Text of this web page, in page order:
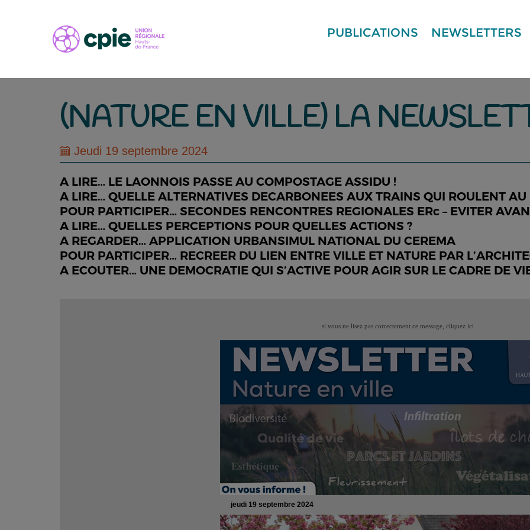
PUBLICATIONS NEWSLETTERS
(NATURE EN VILLE) LA
Jeudi 19 septembre 2024
A LIRE… LE LAONNOIS PASSE AU COMPOSTAGE ASSIDU !
A LIRE… QUELLE ALTERNATIVES DECARBONEES AUX TRAINS QUI ROULENT AU
POUR PARTICIPER… SECONDES RENCONTRES REGIONALES ERc – EVITER
A LIRE… QUELLES PERCEPTIONS POUR QUELLES ACTIONS ?
A REGARDER… APPLICATION URBANSIMUL NATIONAL DU CEREMA
POUR PARTICIPER… RECREER DU LIEN ENTRE VILLE ET NATURE PAR
A ECOUTER… UNE DEMOCRATIE QUI S’ACTIVE POUR AGIR SUR LE CADRE DE
si vous ne lisez pas correctement ce message, cliquez ici
jeudi 19 septembre 2024